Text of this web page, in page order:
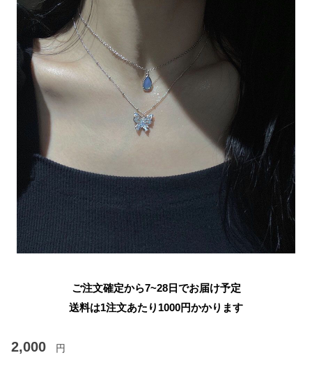
ご注文確定から7~28日でお届け予定
送料は1注文あたり 1000円かかります
2,000 円